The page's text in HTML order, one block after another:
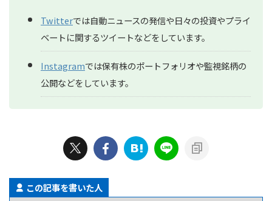
Twitterでは自動ニュースの発信や日々の投資やプライ
ベートに関するツイートなどをしています。
Instagramでは保有株のポートフォリオや監視銘柄の
公開などをしています。
この記事を書いた人